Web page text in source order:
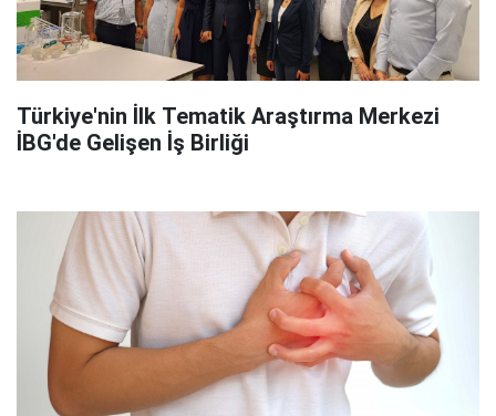
Türkiye'nin İlk Tematik Araştırma Merkezi
İBG'de Gelişen İş Birliği